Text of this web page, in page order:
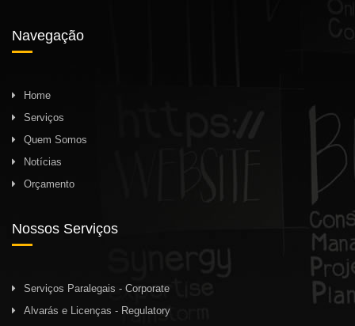
Navegação
Home
Serviços
Quem Somos
Notícias
Orçamento
Nossos Serviços
Serviços Paralegais - Corporate
Alvarás e Licenças - Regulatory